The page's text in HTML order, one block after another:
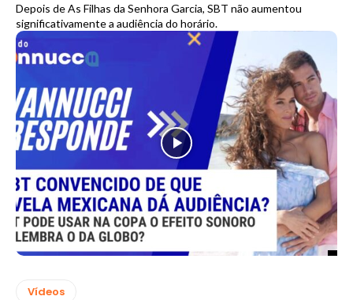
Depois de As Filhas da Senhora Garcia, SBT não aumentou
significativamente a audiência do horário.
Vídeos